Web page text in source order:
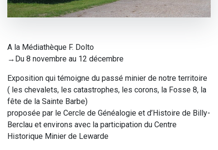
A la Médiathèque F. Dolto
→Du 8 novembre au 12 décembre
Exposition qui témoigne du passé minier de notre territoire
( les chevalets, les catastrophes, les corons, la Fosse 8, la
fête de la Sainte Barbe)
proposée par le Cercle de Généalogie et d’Histoire de Billy-
Berclau et environs avec la participation du Centre
Historique Minier de Lewarde